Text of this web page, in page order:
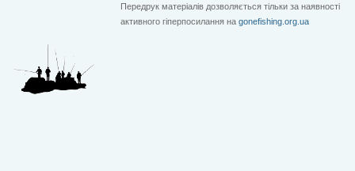
Передрук матеріалів дозволяється тільки за наявності
активного гіперпосилання на gonefishing.org.ua